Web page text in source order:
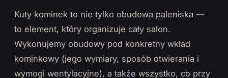
Kuty kominek to nie tylko obudowa paleniska —
to element, który organizuje cały salon.
Wykonujemy obudowy pod konkretny wkład
kominkowy (jego wymiary, sposób otwierania i
wymogi wentylacyjne), a także wszystko, co przy